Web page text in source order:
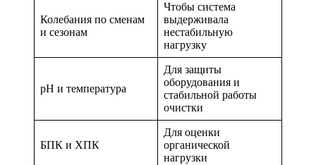
Колебания по сменам
и сезонам
Чтобы система
выдерживала
нестабильную
нагрузку
pH и температура
Для защиты
оборудования и
стабильной работы
очистки
БПК и ХПК
Для оценки
органической
нагрузки